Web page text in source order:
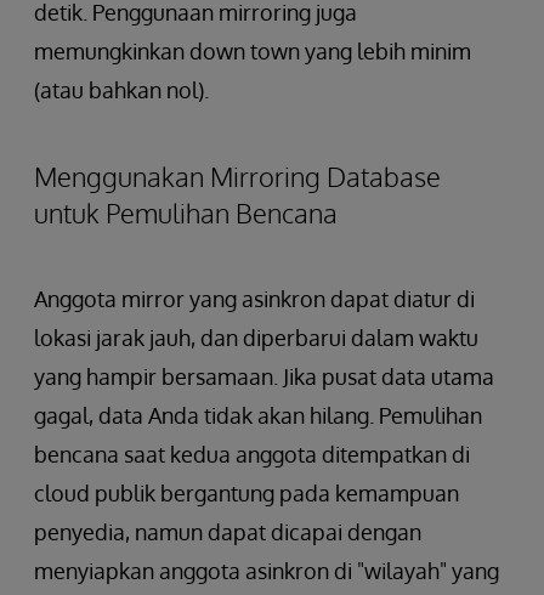
detik. Penggunaan mirroring juga
memungkinkan down town yang lebih minim
(atau bahkan nol).
Menggunakan Mirroring Database
untuk Pemulihan Bencana
Anggota mirror yang asinkron dapat diatur di
lokasi jarak jauh, dan diperbarui dalam waktu
yang hampir bersamaan. Jika pusat data utama
gagal, data Anda tidak akan hilang. Pemulihan
bencana saat kedua anggota ditempatkan di
cloud publik bergantung pada kemampuan
penyedia, namun dapat dicapai dengan
menyiapkan anggota asinkron di "wilayah" yang